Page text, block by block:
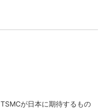
TSMCが日本に期待するもの